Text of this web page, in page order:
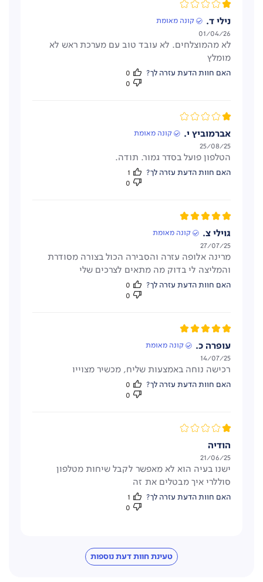
נילי ד. קונה מאומת
לא מהמוצלחים. לא עובד טוב עם מערכת ראש לא
מומלץ
פרסום
01/04/26
האם חוות הדעת עזרה לך?
0
0
אברמוביץ י. קונה מאומת
הטלפון פועל בסדר גמור. תודה.
תאריך
פרסום
25/08/25
האם חוות הדעת עזרה לך?
1
0
גוילי צ. קונה מאומת
מרינה אלופה עזרה והסבירה הכול בצורה מסודרת
והמליצה לי בדוק מה מתאים לצרכים שלי
תאריך
פרסום
27/07/25
האם חוות הדעת עזרה לך?
0
0
עופרה כ. קונה מאומת
רכישה נוחה באמצעות שליח, מכשיר מצוייו
פרסום
14/07/25
האם חוות הדעת עזרה לך?
0
0
הודיה
ישנו בעיה הוא לא מאפשר לקבל שיחות מטלפון
סוללרי איך מבטלים את זה
תאריך
פרסום
21/06/25
האם חוות הדעת עזרה לך?
1
0
טעינת חוות דעת נוספות